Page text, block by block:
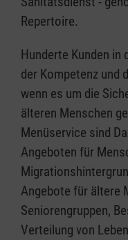
Repertoire.
Hunderte Kunden in
der Kompetenz und
wenn es um die
älteren Menschen
Menüservice sind
Angeboten für
Angebote für ältere
Seniorengruppen,
Verteilung von